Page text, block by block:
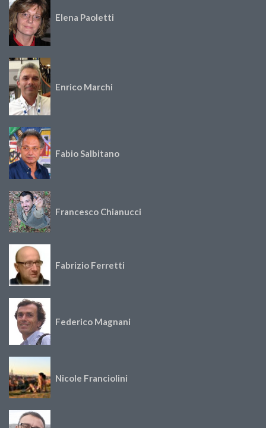
Elena Paoletti
Enrico Marchi
Fabio Salbitano
Francesco Chianucci
Fabrizio Ferretti
Federico Magnani
Nicole Franciolini